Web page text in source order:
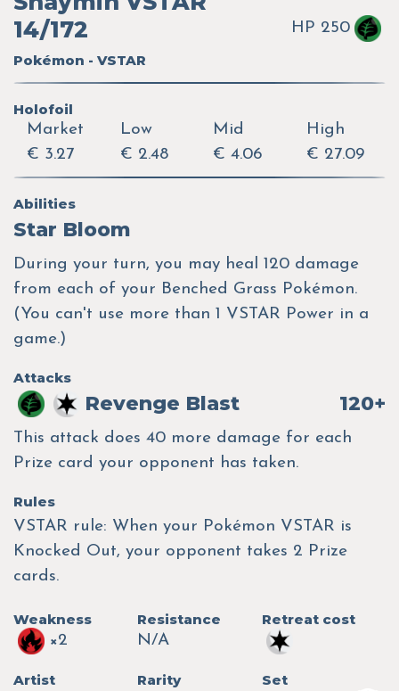
14/172
Pokémon - VSTAR
HP 250
Holofoil
Market
€ 3.27
Low
€ 2.48
Mid
€ 4.06
High
€ 27.09
Abilities
Star Bloom
During your turn, you may heal 120 damage
from each of your Benched Grass Pokémon.
(You can't use more than 1 VSTAR Power in a
game.)
Attacks
Revenge Blast 120+
This attack does 40 more damage for each
Prize card your opponent has taken.
Rules
VSTAR rule: When your Pokémon VSTAR is
Knocked Out, your opponent takes 2 Prize
cards.
Weakness
×2
Resistance
N/A
Retreat cost
Artist
Rarity
Set